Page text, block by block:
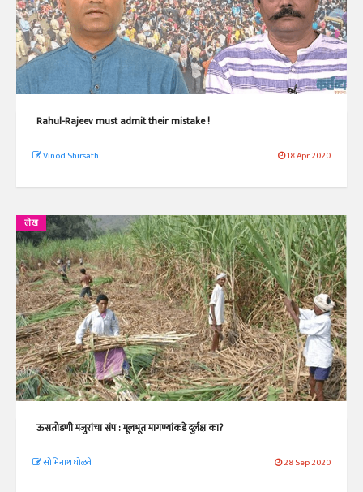
Rahul-Rajeev must admit their mistake !
Vinod Shirsath 18 Apr 2020
लेख
ऊसतोडणी मजुरांचा संप : मूलभूत मागण्यांकडे दुर्लक्ष का?
सोमिनाथ घोळवे 28 Sep 2020